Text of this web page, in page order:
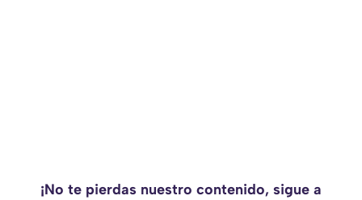
¡No te pierdas nuestro contenido, sigue a